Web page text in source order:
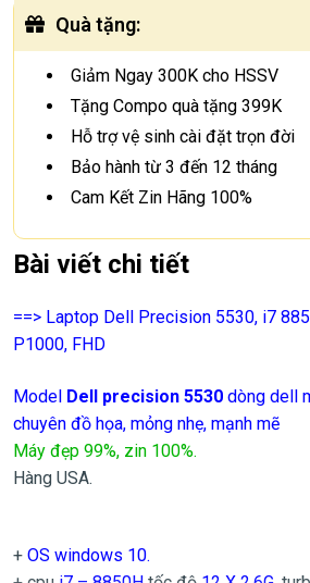
Quà tặng:
Giảm Ngay 300K cho HSSV
Tặng Compo quà tặng 399K
Hỗ trợ vệ sinh cài đặt trọn đời
Bảo hành từ 3 đến 12 tháng
Cam Kết Zin Hãng 100%
Bài viết chi tiết
==> Laptop Dell Precision 5530, i7
P1000, FHD
Model Dell precision 5530 dòng dell
chuyên đồ họa, mỏng nhẹ, mạnh mẽ
Máy đẹp 99%, zin 100%.
Hàng USA.
+ OS windows 10.